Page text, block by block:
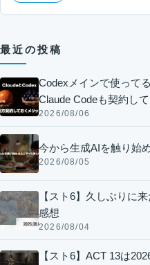
最近の投稿
Codexメインで使って
Claude Codeも契約し
2026/08/06
今から生成AIを触り始
2026/08/05
【スト6】久しぶりに
感想
2026/08/04
【スト6】ACT 13は